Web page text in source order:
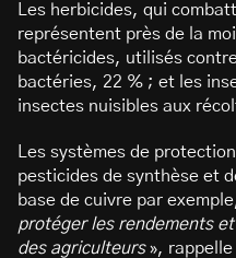
Les herbicides, qui
représentent près de la
bactéricides, utilisés
bactéries, 22 % ; et les
insectes nuisibles aux
Les systèmes de
pesticides de synthèse et
base de cuivre par
protéger les rendements
des agriculteurs», rappelle